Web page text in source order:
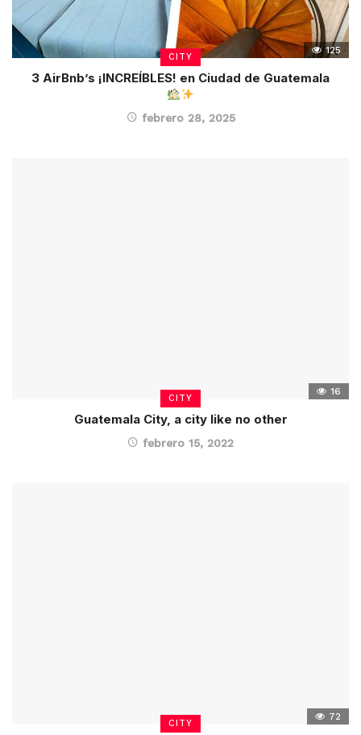
CITY
125
3 AirBnb’s ¡INCREÍBLES! en Ciudad de Guatemala
febrero 28, 2025
CITY
16
Guatemala City, a city like no other
febrero 15, 2022
CITY
72